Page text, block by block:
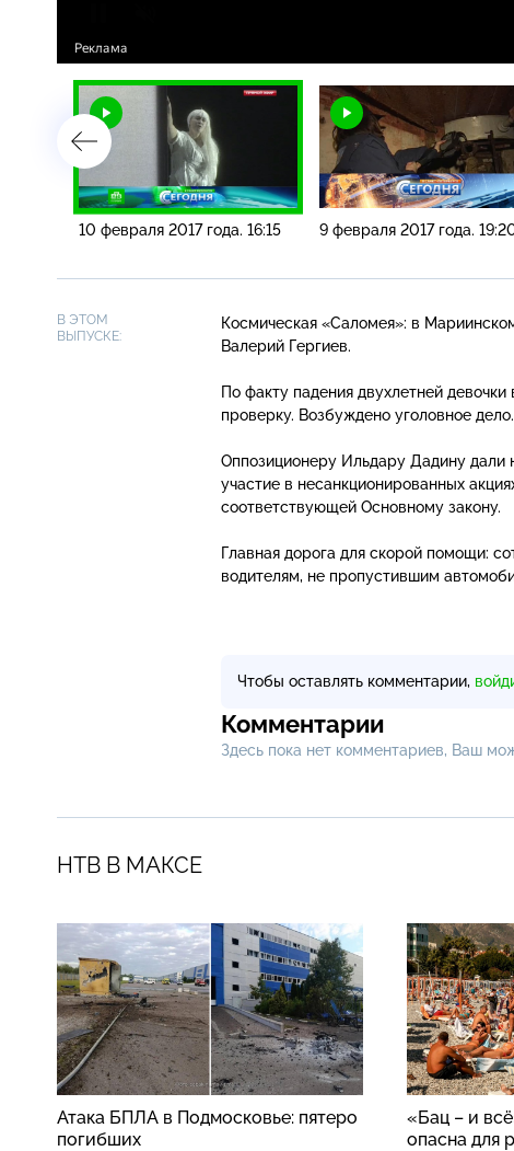
10 февраля 2017 года. 16:15 9 февраля 2017 года.
В ЭТОМ
ВЫПУСКЕ:
Космическая «Саломея»: в
Валерий Гергиев.
По факту падения двухлетней
проверку. Возбуждено уголовное
Оппозиционеру Ильдару Дадину дали
участие в несанкционированных
соответствующей Основному закону.
Главная дорога для скорой помощи:
водителям, не пропустившим
Чтобы оставлять комментарии,
Комментарии
Здесь пока нет комментариев, Ваш
НТВ В МАКСЕ
Атака БПЛА в Подмосковье: пятеро
погибших
«Бац – и
опасна для